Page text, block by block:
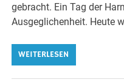
gebracht. Ein Tag der
Ausgeglichenheit. Heute
WEITERLESEN